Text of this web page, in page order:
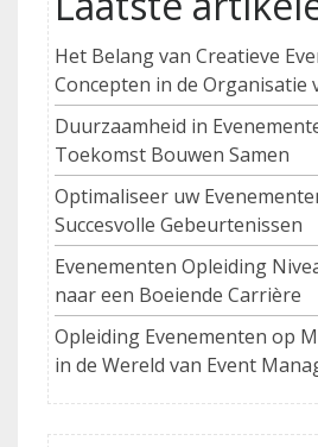
Het Belang van Creatieve
Concepten in de Organisatie
Duurzaamheid in
Toekomst Bouwen Samen
Optimaliseer uw
Succesvolle Gebeurtenissen
Evenementen Opleiding
naar een Boeiende Carrière
Opleiding Evenementen op
in de Wereld van Event